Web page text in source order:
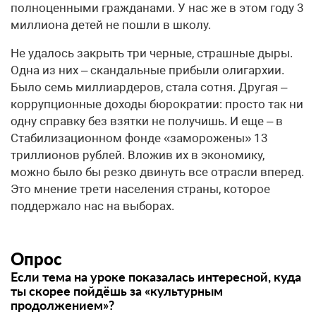
полноценными гражданами. У нас же в этом году 3
миллиона детей не пошли в школу.
Не удалось закрыть три черные, страшные дыры.
Одна из них – скандальные прибыли олигархии.
Было семь миллиардеров, стала сотня. Другая –
коррупционные доходы бюрократии: просто так ни
одну справку без взятки не получишь. И еще – в
Стабилизационном фонде «заморожены» 13
триллионов рублей. Вложив их в экономику,
можно было бы резко двинуть все отрасли вперед.
Это мнение трети населения страны, которое
поддержало нас на выборах.
Опрос
Если тема на уроке показалась интересной, куда
ты скорее пойдёшь за «культурным
продолжением»?